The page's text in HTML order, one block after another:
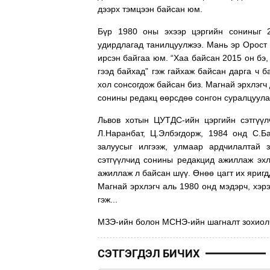
дээрх тэмцээн байсан юм.
Бүр 1980 оны эхээр цэргийн сониныг
удирдлагад танилцуулжээ. Мань эр Орост
ирсэн байгаа юм. “Хаа байсан 2015 он
гээд байхад” гэж гайхаж байсан дарга ч
хол сонсогдож байсан биз. Магнай
сонины редакц өөрсдөө сонгон
Львов хотын ЦУТДС-ийн цэргийн
Л.Наранбат, Ц.Элбэгдорж, 1984 онд
залуусыг илгээж, улмаар ардчилалтай
сэтгүүлчид сонины редакцид ажиллаж
ажиллаж л байсан шүү. Өнөө цагт их
Магнай эрхлэгч аль 1980 онд мэдэрч,
гэж...
МЗЭ-ийн болон МСНЭ-ийн шагналт
СЭТГЭГДЭЛ БИЧИХ